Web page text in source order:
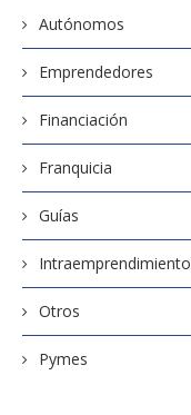
Autónomos
Emprendedores
Financiación
Franquicia
Guías
Intraemprendimiento
Otros
Pymes